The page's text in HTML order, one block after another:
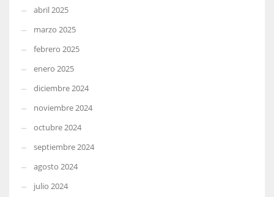
abril 2025
marzo 2025
febrero 2025
enero 2025
diciembre 2024
noviembre 2024
octubre 2024
septiembre 2024
agosto 2024
julio 2024